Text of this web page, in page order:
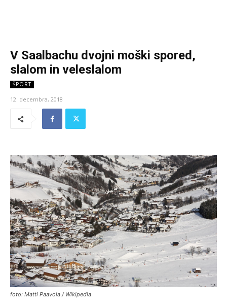
V Saalbachu dvojni moški spored,
slalom in veleslalom
ŠPORT
12. decembra, 2018
foto: Matti Paavola / Wikipedia